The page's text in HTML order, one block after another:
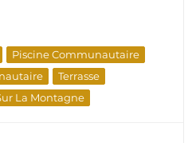
Piscine Communautaire
Terrasse
La Montagne